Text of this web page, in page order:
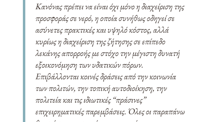
Κανόνας πρέπει να είναι όχι μόνο η διαχείριση της
προσφοράς σε νερό, η οποία συνήθως οδηγεί σε
ασύνετες πρακτικές και υψηλό κόστος, αλλά
κυρίως η διαχείριση της ζήτησης σε επίπεδο
λεκάνης απορροής με στόχο την μέγιστη δυνατή
εξοικονόμηση των υδατικών πόρων.
Επιβάλλονται κοινές δράσεις από την κοινωνία
των πολιτών, την τοπική αυτοδιοίκηση, την
πολιτεία και τις ιδιωτικές “πράσινες”
επιχειρηματικές παρεμβάσεις. Όλες οι παραπάνω